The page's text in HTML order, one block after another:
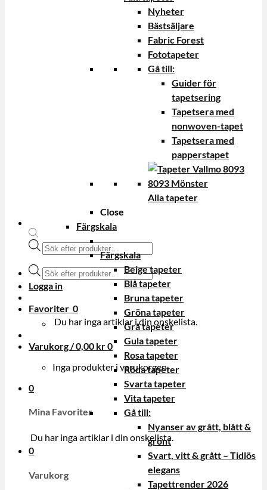
Produktsökning
Produktsökning
Logga in
Favoriter 0
Du har inga artiklar i din onskelista.
Varukorg /0,00 kr0
Inga produkter i varukorgen.
0
Mina Favoriter
Du har inga artiklar i din onskelista.
0
Varukorg
Nyheter
Bästsäljare
Fabric Forest
Fototapeter
Gå till:
Guider för
tapetsering
Tapetsera med
nonwoven-tapet
Tapetsera med
papperstapet
Alla tapeter
Close
Färgskala
Färgskala
Beige tapeter
Blå tapeter
Bruna tapeter
Gröna tapeter
Grå tapeter
Gula tapeter
Rosa tapeter
Röda tapeter
Svarta tapeter
Vita tapeter
Gå till:
Nyanser av grått, blått &
grönt
Svart, vitt & grått – Tidlös
elegans
Tapettrender 2026